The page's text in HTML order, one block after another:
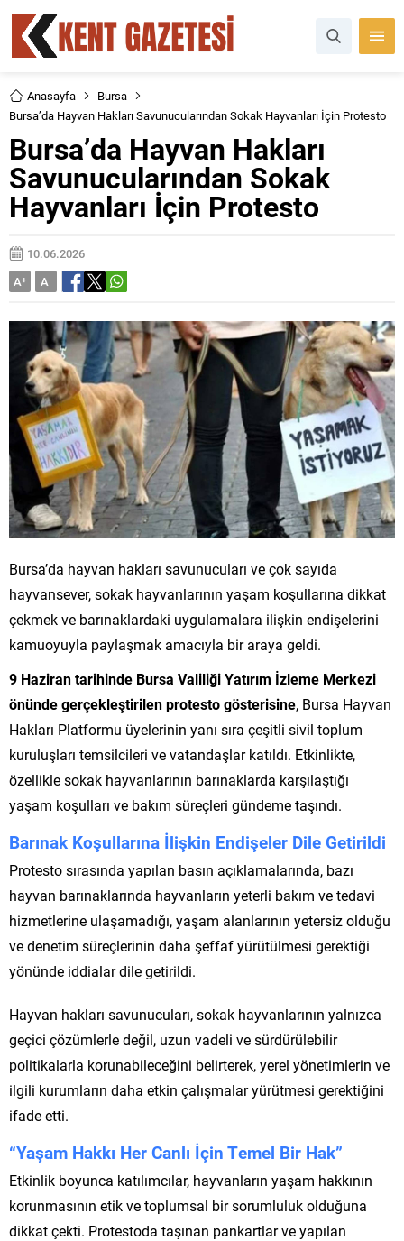
Anasayfa
Bursa
Bursa’da Hayvan Hakları Savunucularından Sokak Hayvanları İçin Protesto
Bursa’da Hayvan Hakları
Savunucularından Sokak
Hayvanları İçin Protesto
10.06.2026
A+ A-
Bursa’da hayvan hakları savunucuları ve çok sayıda
hayvansever, sokak hayvanlarının yaşam koşullarına dikkat
çekmek ve barınaklardaki uygulamalara ilişkin endişelerini
kamuoyuyla paylaşmak amacıyla bir araya geldi.
9 Haziran tarihinde Bursa Valiliği Yatırım İzleme Merkezi
önünde gerçekleştirilen protesto gösterisine, Bursa Hayvan
Hakları Platformu üyelerinin yanı sıra çeşitli sivil toplum
kuruluşları temsilcileri ve vatandaşlar katıldı. Etkinlikte,
özellikle sokak hayvanlarının barınaklarda karşılaştığı
yaşam koşulları ve bakım süreçleri gündeme taşındı.
Barınak Koşullarına İlişkin Endişeler Dile Getirildi
Protesto sırasında yapılan basın açıklamalarında, bazı
hayvan barınaklarında hayvanların yeterli bakım ve tedavi
hizmetlerine ulaşamadığı, yaşam alanlarının yetersiz olduğu
ve denetim süreçlerinin daha şeffaf yürütülmesi gerektiği
yönünde iddialar dile getirildi.
Hayvan hakları savunucuları, sokak hayvanlarının yalnızca
geçici çözümlerle değil, uzun vadeli ve sürdürülebilir
politikalarla korunabileceğini belirterek, yerel yönetimlerin ve
ilgili kurumların daha etkin çalışmalar yürütmesi gerektiğini
ifade etti.
“Yaşam Hakkı Her Canlı İçin Temel Bir Hak”
Etkinlik boyunca katılımcılar, hayvanların yaşam hakkının
korunmasının etik ve toplumsal bir sorumluluk olduğuna
dikkat çekti. Protestoda taşınan pankartlar ve yapılan